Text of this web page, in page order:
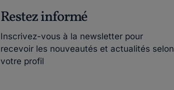
Restez informé
Inscrivez-vous à la newsletter pour
recevoir les nouveautés et actualités selon
votre profil